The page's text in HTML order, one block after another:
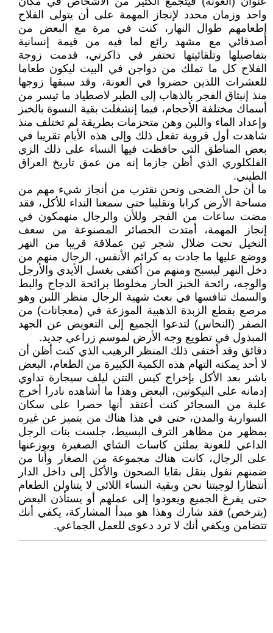
واحد وزمان محدد لإنجاز المهمة على أن يتولى الفلاح
إطعامهم طوال النهار، كنت في مرة مع البعض من
أصدقائي مع مشهد رائع لما فيه من قيمة إنسانية
بتفاصيلها وتلقائيتها تحتفر في ذاكرتي، قدمت زوجة
الفلاح كل ما تملك من دواجن في البيت ليكون طعاما
للعشرات اللذين حضروا في العونة، وقد سبقها زوجها
منذ إنبثاق الفجر بالذهاب إلى الطبر لاصطياد ما تيسر من
أسماك مختلفة الأحجام، فيما إنشغلت بقية النسوة بالخبز
وإعداد الماء واللبن وهن متحزمات بطريقة لم تختلف منذ
شاهدت أول قروية تفعل ذلك وإلى هذه الأيام تقريبا في
بعض المناطق التي حافظت فيها النساء على ذلك الزي
الفلكلوري الذي أظن جازما إنه من عمق تاريخ العراق
الطيني.
ما أن حل الضحى ونحن نقترب من أنجاز شيء مهم من
مساحة الأرض كرابا وتقليبا حتى سمعنا النداء للأكل، فقد
مضت ساعات من الفجر وللأن والرجال منهمكون في
إنجاز المهمة، أمتدت الحصائر المصنوعة من سعف
النخيل تحت ضلال شجر تين عملاقة قريبا من النهر
ووضع عليها ما جادت به كرائم الأنفس، الرجال منهم من
دخل النهر ليسبح ومنهم من أكتفى بغسل الأيدي والأرجل
والوجه، رائحة الخبز الحار مخلوطا برائحة الدجاج والبط
والسمك تنافسها في بعث شهية الرجال منظر اللبن وهو
مرصع بقطع الزبدة الذهبية الموزعة في (معجانات) من
الصفر (النحاس) لتدعوا الجميع إلى التعويض عن الجهد
المبذول في تطويع وجه الأرض لموسم زراعي جديد.
دقائق وقد أختفى ذلك المنظر الرهيب الذي كنت أظن أن
لا أحد يمكنه التهام هذه الكمية الكبيرة من الطعام، البعض
باشر بعد الأكل بإخراج كيس التتن ليلف سيجارة تداوي
إدمانه على النيكوتين، البعض وهذا ما أشاهده نادرا أخرج
علبة من السجائر كنت أعتقد أنها حصرا على سكان
السوارية والمدن، حتى في هذا هناك من يتميز عن غيره
بمظهر من مظاهر الترف البسيط، جلست بنات الرجل
الداعي للعونة يملئن كاسات الشاي الصغيرة ويوزعنها
على الرجال، كانت هناك مجموعة من الصغار وأنا من
ضمنهم نفول بنقل بقايا الصحون والأكل إلى داخل الدار
أنتظارا لوجبتنا نحن وبقية النساء اللائي لا يتناولن الطعام
حتى يفرغ الجميع ويعودوا إلى عملهم أو يستأذن البعض
(يترخص) فقد شارك وهذا هو مبدأ المشاركة، يكفي أنك
تتضامن ويكفي أنك لا ترد دعوى للعمل الجماعي.